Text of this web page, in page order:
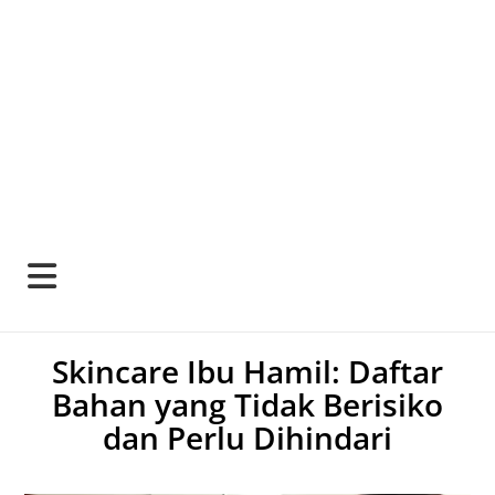
Skincare Ibu Hamil: Daftar
Bahan yang Tidak Berisiko
dan Perlu Dihindari